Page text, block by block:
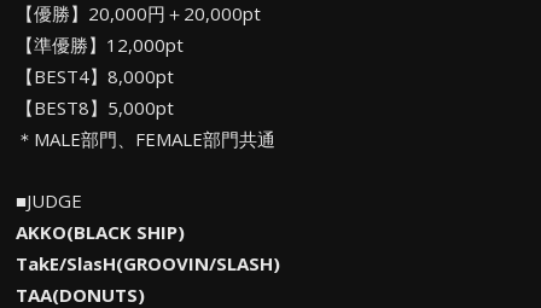
【優勝】20,000円＋20,000pt
【準優勝】12,000pt
【BEST4】8,000pt
【BEST8】5,000pt
＊MALE部門、FEMALE部門共通
■JUDGE
AKKO(BLACK SHIP)
TakE/SlasH(GROOVIN/SLASH)
TAA(DONUTS)